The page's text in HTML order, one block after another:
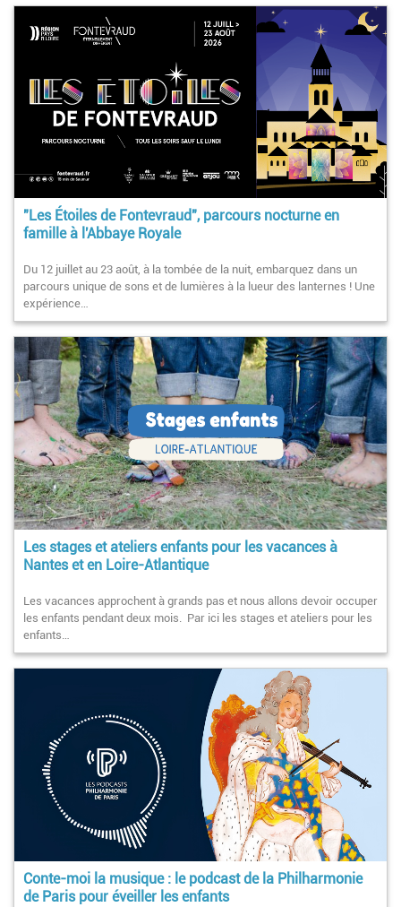
"Les Étoiles de Fontevraud", parcours nocturne en
famille à l'Abbaye Royale
Du 12 juillet au 23 août, à la tombée de la nuit, embarquez dans un
parcours unique de sons et de lumières à la lueur des lanternes ! Une
expérience…
Les stages et ateliers enfants pour les vacances à
Nantes et en Loire-Atlantique
Les vacances approchent à grands pas et nous allons devoir occuper
les enfants pendant deux mois. Par ici les stages et ateliers pour les
enfants…
Conte-moi la musique : le podcast de la Philharmonie
de Paris pour éveiller les enfants